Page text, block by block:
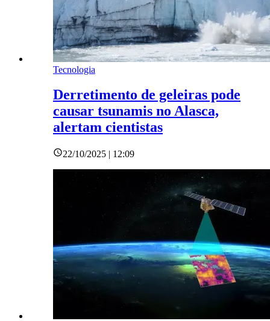
Tecnologia
Derretimento de geleiras pode
causar tsunamis no Alasca,
alertam cientistas
22/10/2025 | 12:09